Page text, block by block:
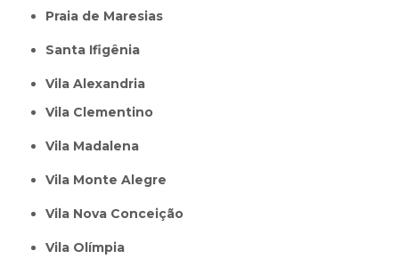
Praia de Maresias
Santa Ifigênia
Vila Alexandria
Vila Clementino
Vila Madalena
Vila Monte Alegre
Vila Nova Conceição
Vila Olímpia